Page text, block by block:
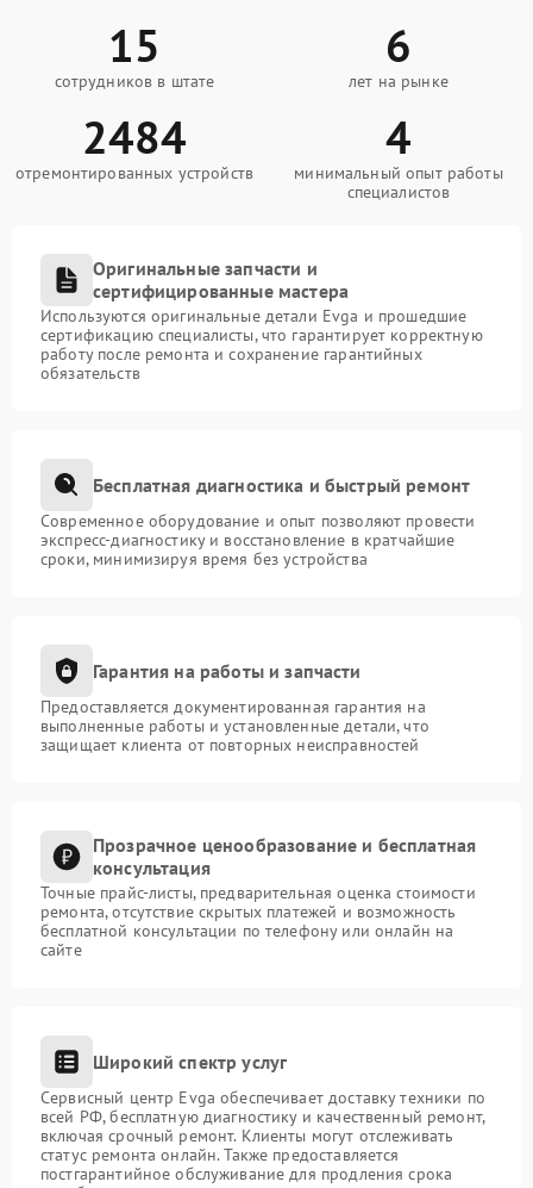
15
сотрудников в штате
6
лет на рынке
2484
отремонтированных устройств
4
минимальный опыт работы
специалистов
Оригинальные запчасти и
сертифицированные мастера
Используются оригинальные детали Evga и прошедшие
сертификацию специалисты, что гарантирует корректную
работу после ремонта и сохранение гарантийных
обязательств
Бесплатная диагностика и быстрый ремонт
Современное оборудование и опыт позволяют провести
экспресс-диагностику и восстановление в кратчайшие
сроки, минимизируя время без устройства
Гарантия на работы и запчасти
Предоставляется документированная гарантия на
выполненные работы и установленные детали, что
защищает клиента от повторных неисправностей
Прозрачное ценообразование и бесплатная
консультация
Точные прайс-листы, предварительная оценка стоимости
ремонта, отсутствие скрытых платежей и возможность
бесплатной консультации по телефону или онлайн на
сайте
Широкий спектр услуг
Сервисный центр Evga обеспечивает доставку техники по
всей РФ, бесплатную диагностику и качественный ремонт,
включая срочный ремонт. Клиенты могут отслеживать
статус ремонта онлайн. Также предоставляется
постгарантийное обслуживание для продления срока